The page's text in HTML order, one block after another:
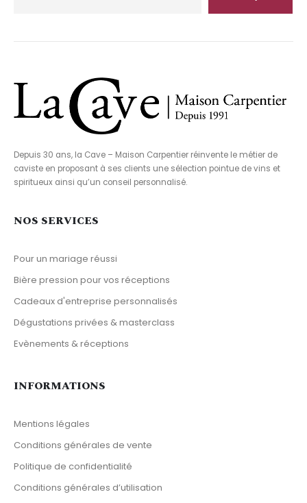
Depuis 30 ans, la Cave – Maison Carpentier réinvente le métier de
caviste en proposant à ses clients une sélection pointue de vins et
spiritueux ainsi qu’un conseil personnalisé.
NOS SERVICES
Pour un mariage réussi
Bière pression pour vos réceptions
Cadeaux d'entreprise personnalisés
Dégustations privées & masterclass
Evènements & réceptions
INFORMATIONS
Mentions légales
Conditions générales de vente
Politique de confidentialité
Conditions générales d’utilisation